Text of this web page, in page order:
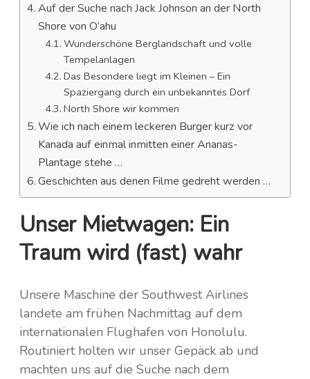
Auf der Suche nach Jack Johnson an der North
Shore von O’ahu
Wunderschöne Berglandschaft und volle
Tempelanlagen
Das Besondere liegt im Kleinen – Ein
Spaziergang durch ein unbekanntes Dorf
North Shore wir kommen
Wie ich nach einem leckeren Burger kurz vor
Kanada auf einmal inmitten einer Ananas-
Plantage stehe …
Geschichten aus denen Filme gedreht werden …
Unser Mietwagen: Ein
Traum wird (fast) wahr
Unsere Maschine der Southwest Airlines
landete am frühen Nachmittag auf dem
internationalen Flughafen von Honolulu.
Routiniert holten wir unser Gepäck ab und
machten uns auf die Suche nach dem